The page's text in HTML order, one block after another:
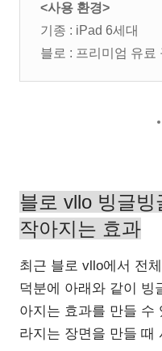
<사용 환경>
기종 : iPad 6세대
블로 : 프리미엄 유료
블로 vllo 빙글
작아지는 효과
최근 블로 vllo에서 전
덕분에 아래와 같이 빙
아지는 효과를 만들 수
라지는 장면을 만들 때